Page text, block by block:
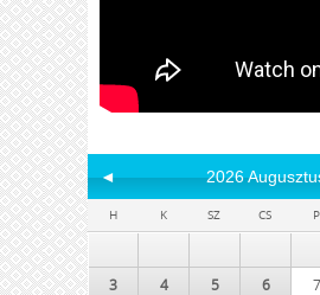
◄ 2026
H K SZ CS P
3
4 5 6 7